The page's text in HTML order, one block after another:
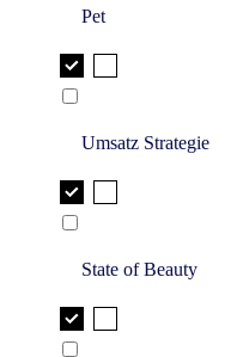
Pet
Umsatz Strategie
State of Beauty